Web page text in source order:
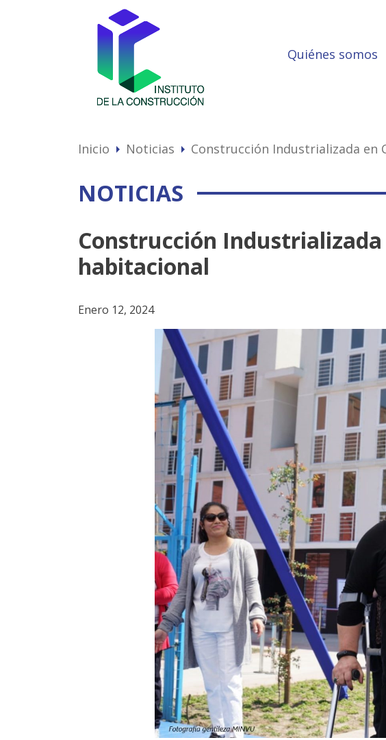
Quiénes somos
Inicio arrow_right Noticias arrow_right Construcción Industrializada en
NOTICIAS
Construcción
habitacional
Enero 12, 2024